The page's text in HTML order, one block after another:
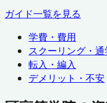
ガイド一覧を見る
学費・費用
スクーリング・
転入・編入
デメリット・不安